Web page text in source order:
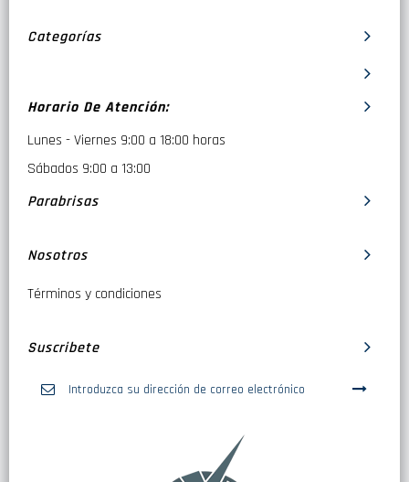
Categorías
Horario De Atención:
Lunes - Viernes 9:00 a 18:00 horas
Sábados 9:00 a 13:00
Parabrisas
Nosotros
Términos y condiciones
Suscribete